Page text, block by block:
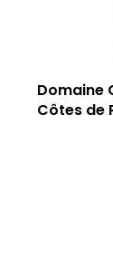
Domaine
Côtes de